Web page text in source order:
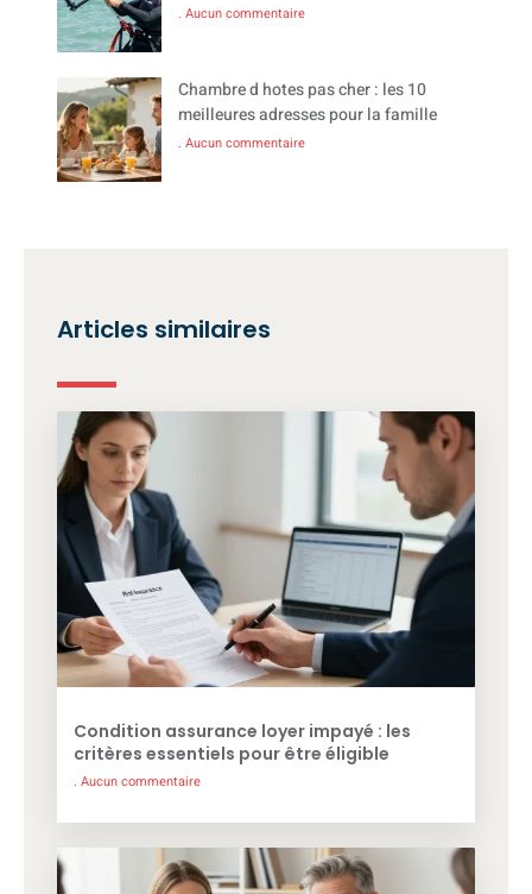
Aucun commentaire
Chambre d hotes pas cher : les 10
meilleures adresses pour la famille
Aucun commentaire
Articles similaires
Condition assurance loyer impayé : les
critères essentiels pour être éligible
Aucun commentaire